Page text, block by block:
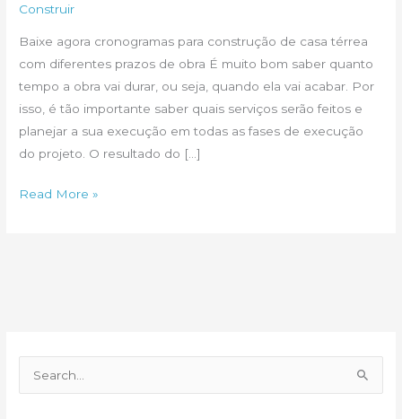
Construir
Baixe agora cronogramas para construção de casa térrea
com diferentes prazos de obra É muito bom saber quanto
tempo a obra vai durar, ou seja, quando ela vai acabar. Por
isso, é tão importante saber quais serviços serão feitos e
planejar a sua execução em todas as fases de execução
do projeto. O resultado do […]
Cronogramas
Read More »
e